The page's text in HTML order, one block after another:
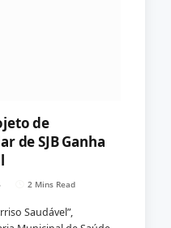
de
de SJB Ganha
2 Mins Read
Saudável”,